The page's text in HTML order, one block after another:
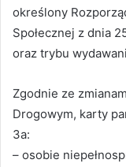
określony
Społecznej z dnia
oraz trybu
Zgodnie ze
Drogowym, karty
3a:
– osobie